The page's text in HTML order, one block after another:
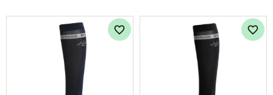
Lägg till i favoriter